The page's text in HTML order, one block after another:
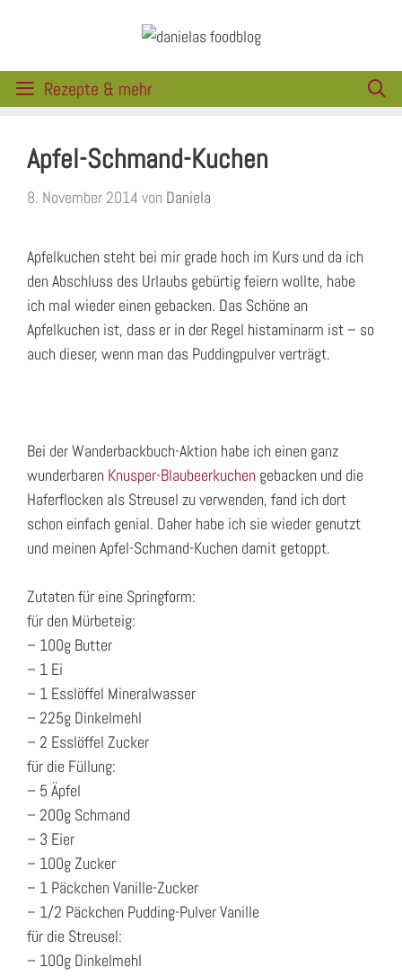
Rezepte & mehr
Apfel-Schmand-Kuchen
8. November 2014 von Daniela
Apfelkuchen steht bei mir grade hoch im Kurs und da ich
den Abschluss des Urlaubs gebürtig feiern wollte, habe
ich mal wieder einen gebacken. Das Schöne an
Apfelkuchen ist, dass er in der Regel histaminarm ist – so
auch dieser, wenn man das Puddingpulver verträgt.
Bei der Wanderbackbuch-Aktion habe ich einen ganz
wunderbaren Knusper-Blaubeerkuchen gebacken und die
Haferflocken als Streusel zu verwenden, fand ich dort
schon einfach genial. Daher habe ich sie wieder genutzt
und meinen Apfel-Schmand-Kuchen damit getoppt.
Zutaten für eine Springform:
für den Mürbeteig:
– 100g Butter
– 1 Ei
– 1 Esslöffel Mineralwasser
– 225g Dinkelmehl
– 2 Esslöffel Zucker
für die Füllung:
– 5 Äpfel
– 200g Schmand
– 3 Eier
– 100g Zucker
– 1 Päckchen Vanille-Zucker
– 1/2 Päckchen Pudding-Pulver Vanille
für die Streusel:
– 100g Dinkelmehl